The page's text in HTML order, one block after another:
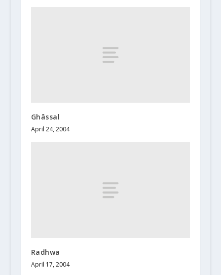
Ghâssal
April 24, 2004
Radhwa
April 17, 2004